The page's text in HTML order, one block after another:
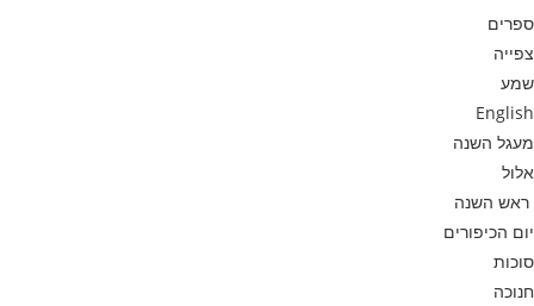
ספרים
צפייה
שמע
English
מעגל השנה
אלול
ראש השנה
יום הכיפורים
סוכות
חנוכה